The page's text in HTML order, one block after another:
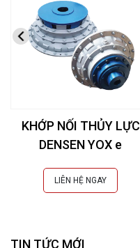
KHỚP NỐI THỦY LỰC
DENSEN YOX e
LIÊN HỆ NGAY
TIN TỨC MỚI